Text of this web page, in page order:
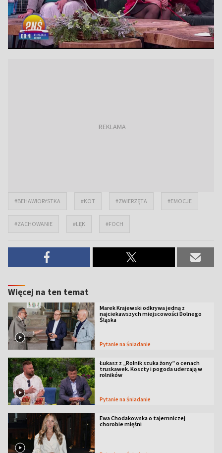
#BEHAWIORYSTKA #KOT #ZWIERZĘTA #EMOCJE
#ZACHOWANIE #LĘK #FOCH
Więcej na ten temat
Marek Krajewski odkrywa jedną z
najciekawszych miejscowości Dolnego
Śląska
Pytanie na Śniadanie
Łukasz z „Rolnik szuka żony” o cenach
truskawek. Koszty i pogoda uderzają w
rolników
Pytanie na Śniadanie
Ewa Chodakowska o tajemniczej
chorobie mięśni